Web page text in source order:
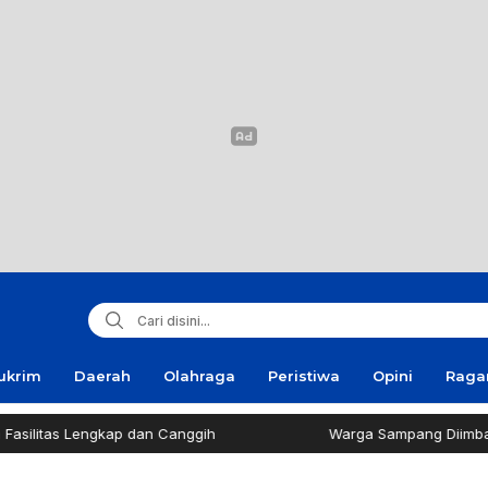
Daerah Olahraga Peristiwa Opini
Lengkap dan Canggih Warga Sampang Diimbau Tak